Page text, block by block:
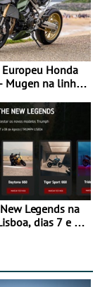
Europeu Honda
Mugen na linha
Legends na
dias 7 e 8